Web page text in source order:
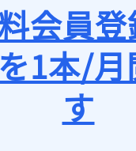
会員
1本/
す